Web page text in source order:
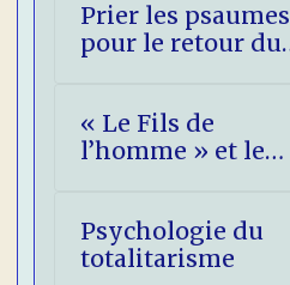
Prier les psaumes
pour le retour du
« Le Fils de
l’homme » et le
Psychologie du
totalitarisme